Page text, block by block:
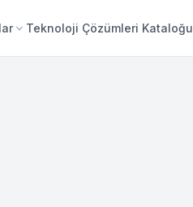
Teknoloji Çözümleri Kataloğu